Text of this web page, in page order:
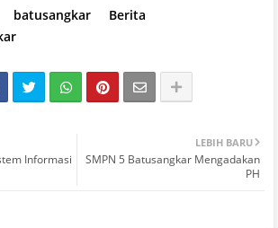
batusangkar
Berita
LEBIH BARU
SMPN 5 Batusangkar Mengadakan
PH
Informasi